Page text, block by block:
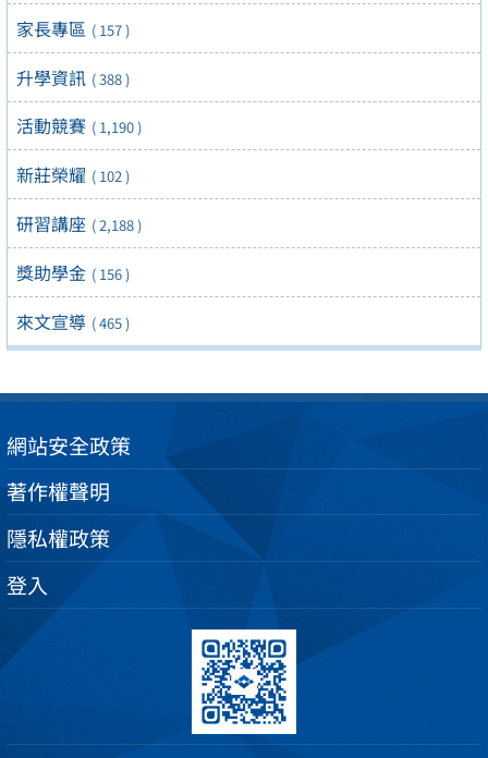
家長專區 ( 157 )
升學資訊 ( 388 )
活動競賽 ( 1,190 )
新莊榮耀 ( 102 )
研習講座 ( 2,188 )
獎助學金 ( 156 )
來文宣導 ( 465 )
網站安全政策
著作權聲明
隱私權政策
登入